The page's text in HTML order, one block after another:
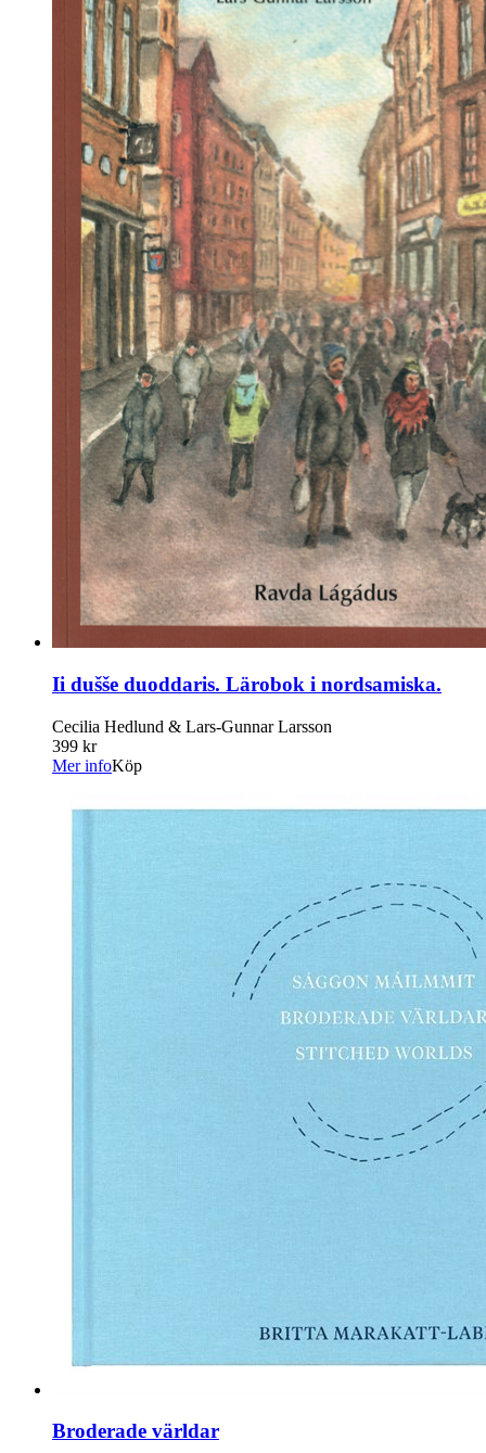
Ii dušše duoddaris. Lärobok i nordsamiska.
Cecilia Hedlund & Lars-Gunnar Larsson
399 kr
Mer infoKöp
Broderade världar